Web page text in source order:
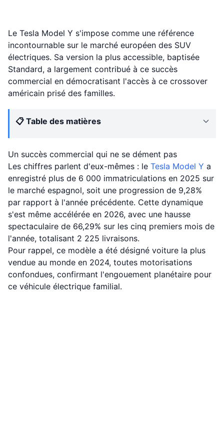
Le Tesla Model Y s'impose comme une référence
incontournable sur le marché européen des SUV
électriques. Sa version la plus accessible, baptisée
Standard, a largement contribué à ce succès
commercial en démocratisant l'accès à ce crossover
américain prisé des familles.
📋 Table des matières
Un succès commercial qui ne se dément pas
Les chiffres parlent d'eux-mêmes : le Tesla Model Y a
enregistré plus de 6 000 immatriculations en 2025 sur
le marché espagnol, soit une progression de 9,28%
par rapport à l'année précédente. Cette dynamique
s'est même accélérée en 2026, avec une hausse
spectaculaire de 66,29% sur les cinq premiers mois de
l'année, totalisant 2 225 livraisons.
Pour rappel, ce modèle a été désigné voiture la plus
vendue au monde en 2024, toutes motorisations
confondues, confirmant l'engouement planétaire pour
ce véhicule électrique familial.